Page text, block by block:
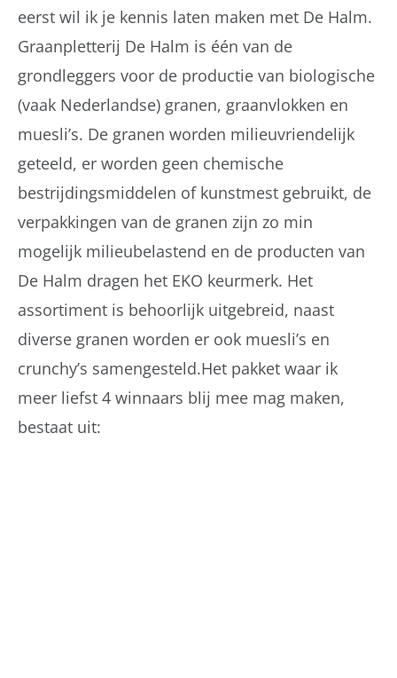
eerst wil ik je kennis laten maken met De Halm.
Graanpletterij De Halm is één van de
grondleggers voor de productie van biologische
(vaak Nederlandse) granen, graanvlokken en
muesli’s. De granen worden milieuvriendelijk
geteeld, er worden geen chemische
bestrijdingsmiddelen of kunstmest gebruikt, de
verpakkingen van de granen zijn zo min
mogelijk milieubelastend en de producten van
De Halm dragen het EKO keurmerk. Het
assortiment is behoorlijk uitgebreid, naast
diverse granen worden er ook muesli’s en
crunchy’s samengesteld.Het pakket waar ik
meer liefst 4 winnaars blij mee mag maken,
bestaat uit: